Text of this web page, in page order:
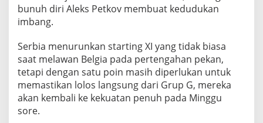
bunuh diri Aleks Petkov membuat kedudukan
imbang.
Serbia menurunkan starting XI yang tidak biasa
saat melawan Belgia pada pertengahan pekan,
tetapi dengan satu poin masih diperlukan untuk
memastikan lolos langsung dari Grup G, mereka
akan kembali ke kekuatan penuh pada Minggu
sore.